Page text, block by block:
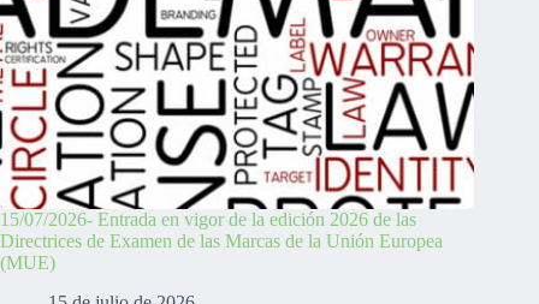
15/07/2026- Entrada en vigor de la edición 2026 de las
Directrices de Examen de las Marcas de la Unión Europea
(MUE)